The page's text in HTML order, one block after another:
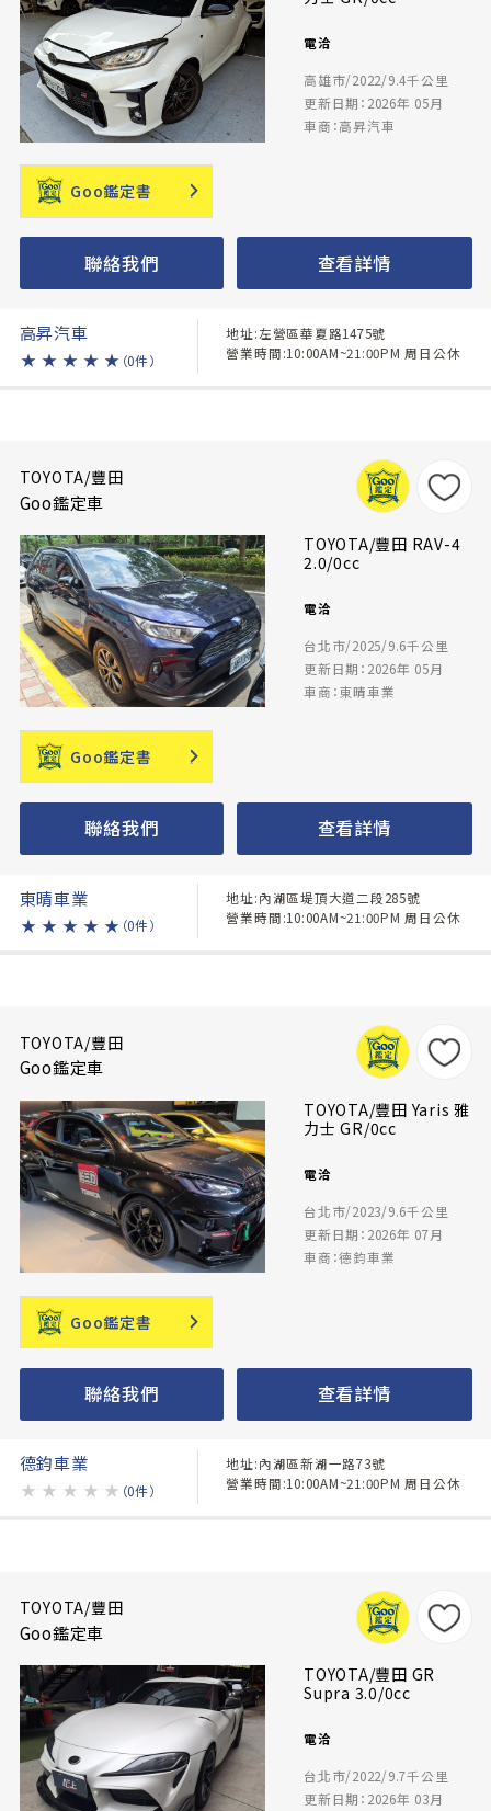
電洽
高雄市/2022/9.4千公里
更新日期：2026年 05月
車商：高昇汽車
Goo鑑定書
聯絡我們 查看詳情
高昇汽車
★ ★ ★ ★ ★ （0件）
地址:左營區華夏路1475號
營業時間:10:00AM~21:00PM 周日公休
TOYOTA/豐田
Goo鑑定車
TOYOTA/豐田 RAV-4
2.0/0cc
電洽
台北市/2025/9.6千公里
更新日期：2026年 05月
車商：東晴車業
Goo鑑定書
聯絡我們 查看詳情
東晴車業
★ ★ ★ ★ ★ （0件）
地址:內湖區堤頂大道二段285號
營業時間:10:00AM~21:00PM 周日公休
TOYOTA/豐田
Goo鑑定車
TOYOTA/豐田 Yaris 雅
力士 GR/0cc
電洽
台北市/2023/9.6千公里
更新日期：2026年 07月
車商：德鈞車業
Goo鑑定書
聯絡我們 查看詳情
德鈞車業
★ ★ ★ ★ ★ （0件）
地址:內湖區新湖一路73號
營業時間:10:00AM~21:00PM 周日公休
TOYOTA/豐田
Goo鑑定車
TOYOTA/豐田 GR
Supra 3.0/0cc
電洽
台北市/2022/9.7千公里
更新日期：2026年 03月